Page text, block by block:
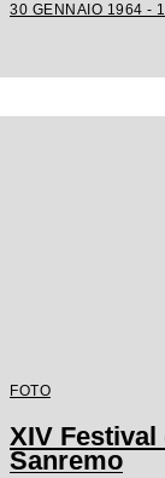
30 GENNAIO 1964 -
FOTO
XIV
Sanremo